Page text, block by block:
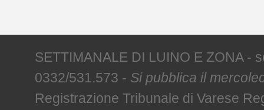
SETTIMANALE DI LUINO E ZONA -
0332/531.573 - Si pubblica il
Registrazione Tribunale di Varese